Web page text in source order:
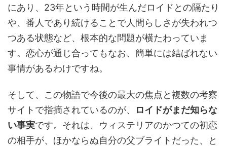
にあり、23年という時間が生んだロイドとの隔たり
や、番人であり続けることで人間らしさが失われつ
つある状態など、根本的な問題が横たわっていま
す。恋心が通じ合ってもなお、簡単には結ばれない
事情があるわけですね。
そして、この物語で今後の最大の焦点と複数の考察
サイトで指摘されているのが、
ロイドがまだ知らな
い事実です。それは、ウィステリアのかつての初恋
の相手が、ほかならぬ自分の父ブライトだった、と